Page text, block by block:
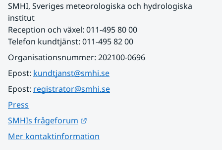
SMHI, Sveriges meteorologiska och hydrologiska
institut
Reception och växel: 011-495 80 00
Telefon kundtjänst: 011-495 82 00
Organisationsnummer: 202100-0696
Epost: kundtjanst@smhi.se
Epost: registrator@smhi.se
Press
SMHIs frågeforum
Mer kontaktinformation